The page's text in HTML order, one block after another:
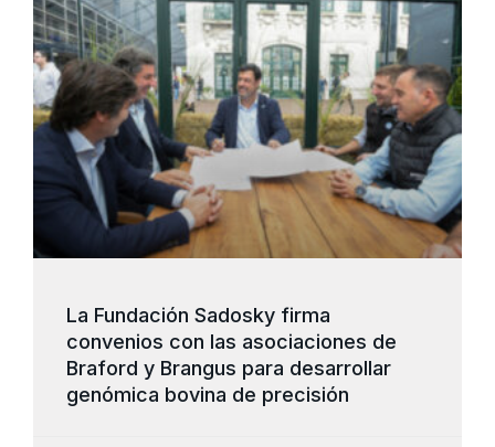
La Fundación Sadosky firma
convenios con las asociaciones de
Braford y Brangus para desarrollar
genómica bovina de precisión